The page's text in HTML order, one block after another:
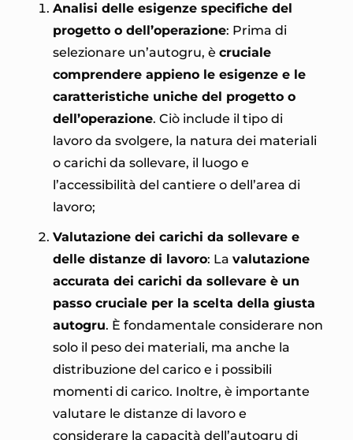
Analisi delle esigenze specifiche del
progetto o dell’operazione: Prima di
selezionare un’autogru, è cruciale
comprendere appieno le esigenze e le
caratteristiche uniche del progetto o
dell’operazione. Ciò include il tipo di
lavoro da svolgere, la natura dei materiali
o carichi da sollevare, il luogo e
l’accessibilità del cantiere o dell’area di
lavoro;
Valutazione dei carichi da sollevare e
delle distanze di lavoro: La valutazione
accurata dei carichi da sollevare è un
passo cruciale per la scelta della giusta
autogru. È fondamentale considerare non
solo il peso dei materiali, ma anche la
distribuzione del carico e i possibili
momenti di carico. Inoltre, è importante
valutare le distanze di lavoro e
considerare la capacità dell’autogru di